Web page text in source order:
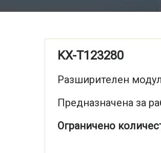
KX-T123280
Разширителен
Предназначена за
Ограничено